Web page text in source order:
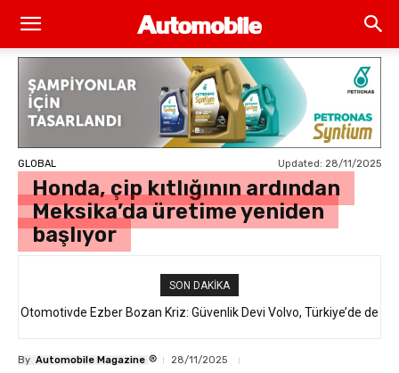
GLOBAL Updated: 28/11/2025
Honda, çip kıtlığının ardından
Meksika’da üretime yeniden
başlıyor
SON DAKIKA
Otomotivde Ezber Bozan Kriz: Güvenlik Devi Volvo, Türkiye’de de
By Automobile Magazine ® 28/11/2025